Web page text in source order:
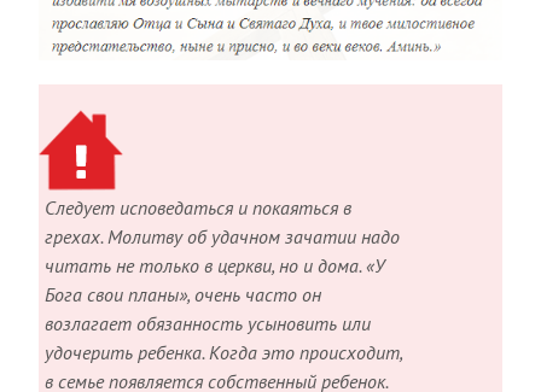
Следует исповедаться и покаяться в
грехах. Молитву об удачном зачатии надо
читать не только в церкви, но и дома. «У
Бога свои планы», очень часто он
возлагает обязанность усыновить или
удочерить ребенка. Когда это происходит,
в семье появляется собственный ребенок.